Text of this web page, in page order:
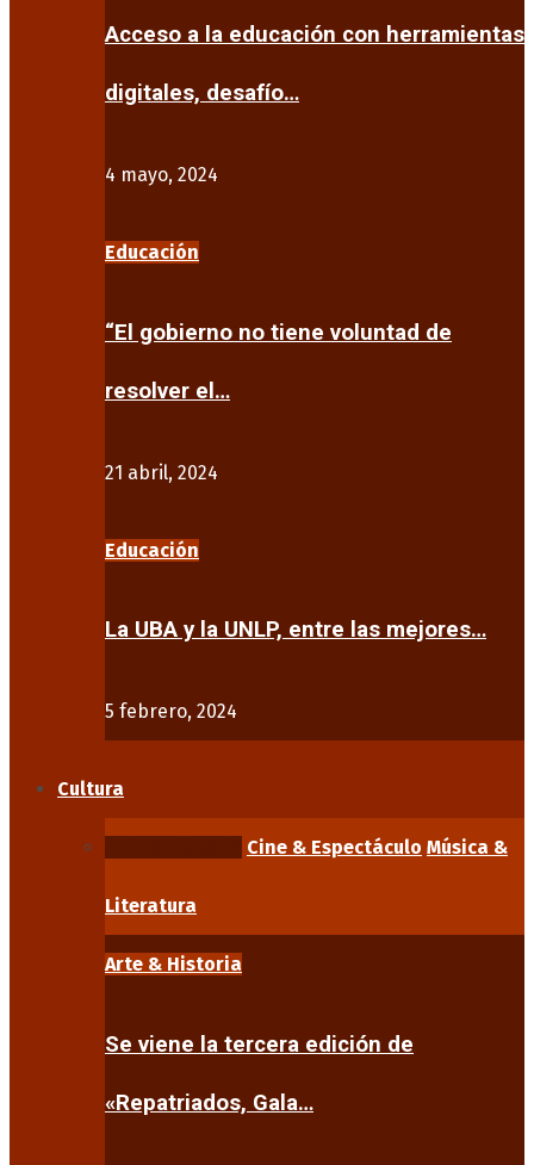
Acceso a la educación con herramientas
digitales, desafío…
4 mayo, 2024
Educación
“El gobierno no tiene voluntad de
resolver el…
21 abril, 2024
Educación
La UBA y la UNLP, entre las mejores…
5 febrero, 2024
Cultura
Cine & Espectáculo Música &
Literatura
Arte & Historia
Se viene la tercera edición de
«Repatriados, Gala…